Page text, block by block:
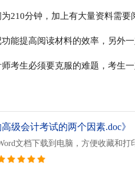
210分钟，加上有大量资料需要
能提高阅读材料的效率，另外
师考生必须要克服的难题，考生
高级会计考试的两个因素.doc》
文档下载到电脑，方便收藏和打